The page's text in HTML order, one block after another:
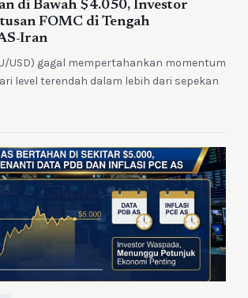
di Bawah $4.050, Investor
FOMC di Tengah
Iran
USD) gagal mempertahankan momentum
level terendah dalam lebih dari sepekan